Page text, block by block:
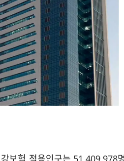
보험 적용인구는 51,409,978